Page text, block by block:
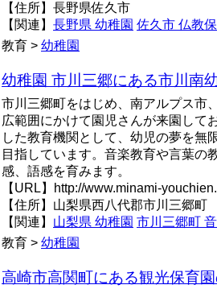
【住所】長野県佐久市
【関連】 長野県 幼稚園 佐久市 仏教
教育 > 幼稚園
幼稚園 市川三郷にある市川南
市川三郷町をはじめ、南アルプス市
広範囲にかけて園児さんが来園して
した教育機関として、幼児の夢を無
目指しています。音楽教育や言葉の
感、語感を育みます。
【URL】http://www.minami-
【住所】山梨県西八代郡市川三郷町
【関連】 山梨県 幼稚園 市川三郷町
教育 > 幼稚園
高崎市高関町にある観光保育